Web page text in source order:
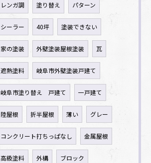
レンガ調 塗り替え パターン
シーラー 40坪 塗装できない
家の塗装 外壁塗装屋根塗装 瓦
遮熱塗料 岐阜市外壁塗装戸建て
岐阜市塗り替え 戸建て 一戸建て
陸屋根 折半屋根 薄い グレー
コンクリート打ちっぱなし 金属屋根
高級塗料 外構 ブロック